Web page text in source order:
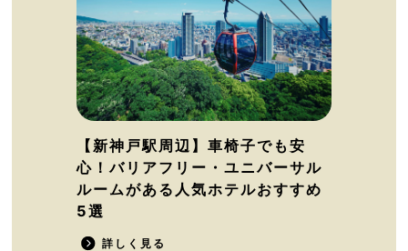
【新神戸駅周辺】車椅子でも安
心！バリアフリー・ユニバーサル
ルームがある人気ホテルおすすめ
5選
詳しく見る